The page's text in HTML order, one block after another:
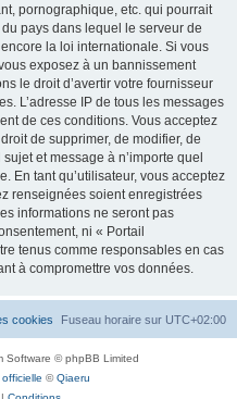
pornographique, etc. qui pourrait
pays dans lequel le serveur de
la loi internationale. Si vous
exposez à un bannissement
le droit d’avertir votre fournisseur
L’adresse IP de tous les messages
de ces conditions. Vous acceptez
de supprimer, de modifier, de
et message à n’importe quel
En tant qu’utilisateur, vous acceptez
renseignées soient enregistrées
informations ne seront pas
ni « Portail
tenus comme responsables en cas
à compromettre vos données.
Fuseau horaire sur UTC+02:00
cookies
Software © phpBB Limited
©Qiaeru